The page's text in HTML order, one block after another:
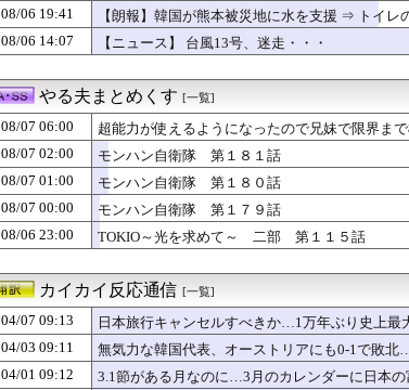
【ラブライブ！】🌙🐈‍⬛「うちのオタクは社畜かボンボン」（
韓国人「ソクリ投票問題の年に、選挙管理委員会が成果給を
【ガンダム戦艦】主砲よりMS貼り付けが正解？ブリッジ剥き
合コンで出会った超しつこい男にブチギレて帰宅。それから3
三重県警察 鈴鹿サーキットでパレード走行訓練中だった白
SpaceX、米国防関連技術保護を重視し供給連鎖から中国系を
【修羅場】彼女から別れ話→引き止めたら帰り際にまさかの行
久川颯「７人が行く・ＥＸ４・天上の調」
【画像】このソースカツ丼(461円)の欠点を答えなさい
【困惑】ケンドーコバヤシさん「強い炭酸飲んだら、あばら折
消費税減税をなんとしても阻止したい石破前首相、「何いっ
小梨の私へ嫌味言ってたトメが、標的をコトメに変えた→ト
やる夫のダンジョン運営記183-雑談所ネタ118 懺悔小ネタ「創
やる夫のダンジョン運営記182-雑談所ネタ117 ちょっと遠くの
やる夫のダンジョン運営記181-雑談所ネタ116 ウズメはアイド
やる夫キル子のVRMMO・闇鍋あんこ仕立て 第3話
やる夫キル子のVRMMO・闇鍋あんこ仕立て 第2話
やる夫キル子のVRMMO・闇鍋あんこ仕立て 第1話
08/06 19:41
【朗報】韓国が熊本被災地に水を支援 ⇒ トイレ
08/06 14:07
【ニュース】 台風13号、迷走・・・
やる夫まとめくす [一覧]
08/07 06:00
超能力が使えるようになったので兄妹で限界ま
08/07 02:00
モンハン自衛隊 第１８１話
08/07 01:00
モンハン自衛隊 第１８０話
08/07 00:00
モンハン自衛隊 第１７９話
08/06 23:00
TOKIO～光を求めて～ 二部 第１１５話
カイカイ反応通信 [一覧]
04/07 09:13
日本旅行キャンセルすべきか…1万年ぶり史上最
04/03 09:11
無気力な韓国代表、オーストリアにも0-1で敗
04/01 09:12
3.1節がある月なのに…3月のカレンダーに日本